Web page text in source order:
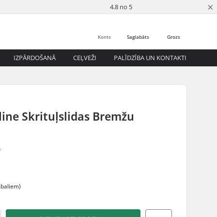
4.8 no 5 ×
Grozs
Saglabāts
Konts
IZPĀRDOŠANĀ CEĻVEŽI PALĪDZĪBA UN KONTAKTI
Skrituļslidas Bremžu